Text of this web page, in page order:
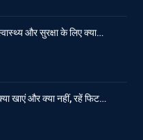
और सुरक्षा के लिए क्या…
खाएं और क्या नहीं, रहें फिट…